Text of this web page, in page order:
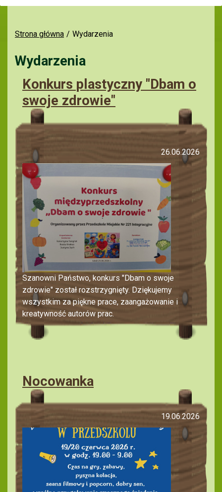
Strona główna Wydarzenia
Wydarzenia
Konkurs plastyczny "Dbam o
swoje zdrowie"
26.06.2026
Szanowni Państwo, konkurs "Dbam o swoje
zdrowie" został rozstrzygnięty. Dziękujemy
wszystkim za piękne prace, zaangażowanie i
kreatywność autorów prac.
Nocowanka
19.06.2026